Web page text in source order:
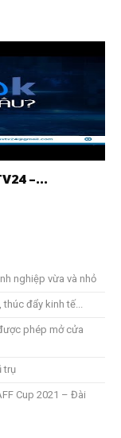
–...
nghiệp vừa và nhỏ
đẩy kinh tế...
phép mở cửa
trụ
Cup 2021 – Đài